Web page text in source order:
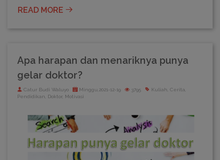
READ MORE
Apa harapan dan menariknya punya
gelar doktor?
Catur Budi Waluyo Minggu,2021-12-19 3795
Kuliah, Cerita,
Pendidikan, Doktor, Motivasi